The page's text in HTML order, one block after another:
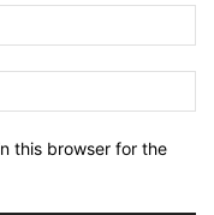
this browser for the